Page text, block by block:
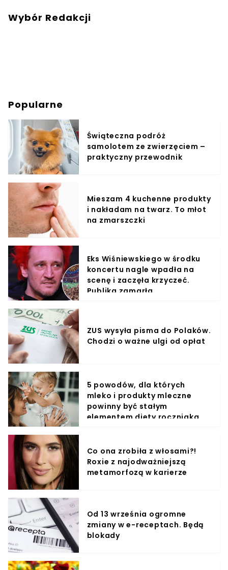
Wybór Redakcji
Popularne
Świąteczna podróż
samolotem ze zwierzęciem –
praktyczny przewodnik
Mieszam 4 kuchenne produkty
i nakładam na twarz. To młot
na zmarszczki
Eks Wiśniewskiego w środku
koncertu nagle wpadła na
scenę i zaczęła krzyczeć.
Publika zamarła
ZUS wysyła pisma do Polaków.
Chodzi o ważne ulgi od opłat
5 powodów, dla których
mleko i produkty mleczne
powinny być stałym
elementem diety roczniaka
Co ona zrobiła z włosami?!
Roxie z najodważniejszą
metamorfozą w karierze
Od 13 września ogromne
zmiany w e-receptach. Będą
blokady